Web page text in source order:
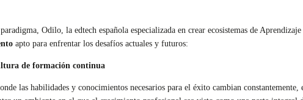
Odilo, la edtech española especializada en crear ecosistemas de
apto para enfrentar los desafíos actuales y futuros:
de formación continua
las habilidades y conocimientos necesarios para el éxito cambian